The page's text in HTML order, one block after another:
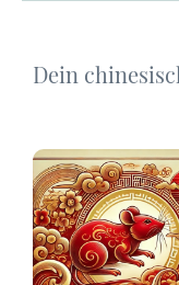
Dein